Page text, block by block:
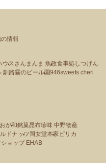
情報
ウス さんまんま 魚政食事処しつげん
釧路霧のビール園946sweets cheri
が和銘菓昆布珍味 中野物産
ドナッツ 岡女堂本家 ピリカ
ョップ EHAB